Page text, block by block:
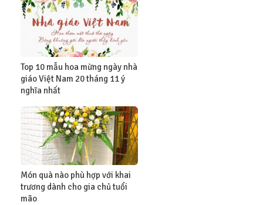
Top 10 mẫu hoa mừng ngày nhà
giáo Việt Nam 20 tháng 11 ý
nghĩa nhất
Món quà nào phù hợp với khai
trương dành cho gia chủ tuổi
mão